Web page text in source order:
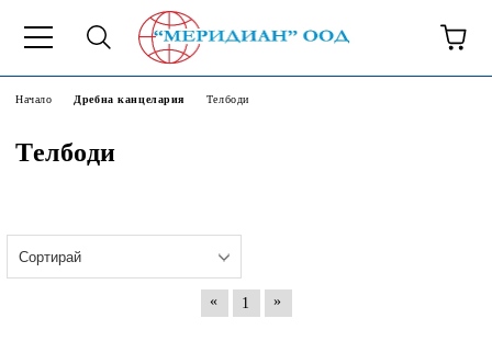
Начало Дребна канцелария Телбоди
Телбоди
« 1 »